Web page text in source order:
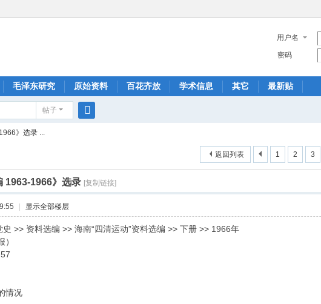
用户名
密码
毛泽东研究 原始资料 百花齐放 学术信息 其它 最新贴
帖子
》选录 ...
1 2 3
返回列表
1963-1966》选录 [复制链接]
| 显示全部楼层
>> 资料选编 >> 海南“四清运动”资料选编 >> 下册 >> 1966年
情况